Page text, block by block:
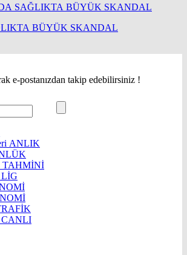
BÜYÜK SKANDAL
e-postanızdan takip edebilirsiniz !
ANLIK
TAHMİNİ
LİG
CANLI